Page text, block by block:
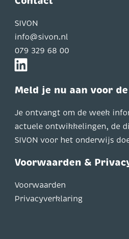
SIVON
info@sivon.nl
079 329 68 00
Meld je nu aan voor
Je ontvangt om de week
actuele ontwikkelingen, de
SIVON voor het onderwijs
Voorwaarden &
Voorwaarden
Privacyverklaring